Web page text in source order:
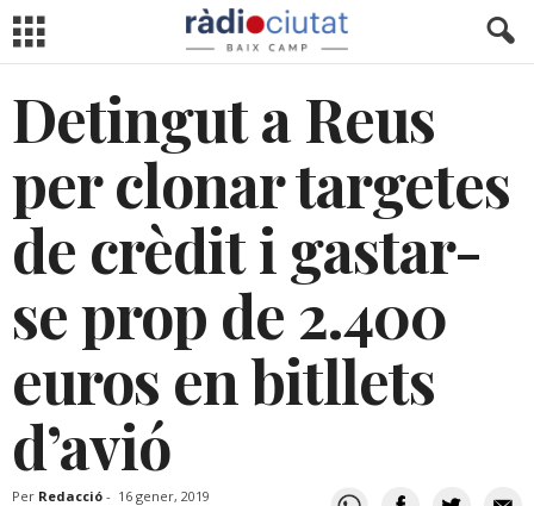
Detingut a Reus
per clonar targetes
de crèdit i gastar-
se prop de 2.400
euros en bitllets
d’avió
Per Redacció - 16 gener, 2019